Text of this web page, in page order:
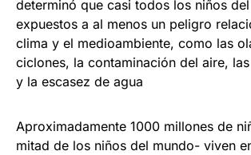
determinó que casi todos los niños
expuestos a al menos un peligro
clima y el medioambiente, como las
ciclones, la contaminación del aire,
y la escasez de agua
Aproximadamente 1000 millones de
mitad de los niños del mundo- viven